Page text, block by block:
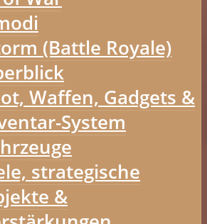
(Battle Royale)
Waffen, Gadgets &
System
strategische
&